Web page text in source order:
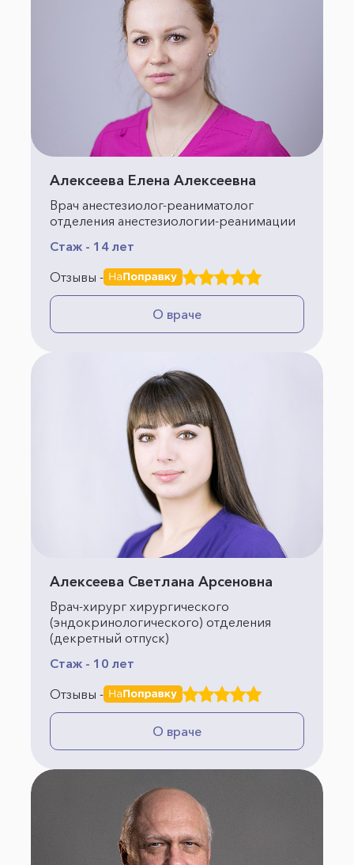
Алексеева Елена Алексеевна
Врач анестезиолог-реаниматолог
отделения анестезиологии-реанимации
Стаж - 14 лет
Отзывы -
О враче
Алексеева Светлана Арсеновна
Врач-хирург хирургического
(эндокринологического) отделения
(декретный отпуск)
Стаж - 10 лет
Отзывы -
О враче